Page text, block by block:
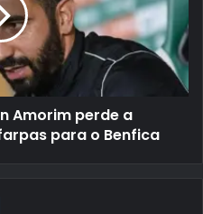
Amorim perde a
para o Benfica